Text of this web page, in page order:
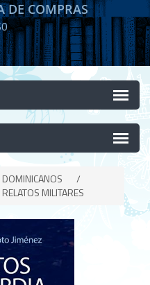
DE COMPRAS
/
MILITARES